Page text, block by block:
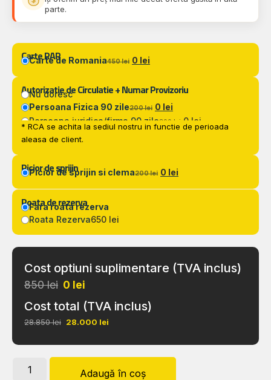
parte.
Carte RAR
Carte de Romania450 lei 0 lei
Autorizatie de Circulatie + Numar Provizoriu
Nu doresc
Persoana Fizica 90 zile200 lei 0 lei
Persoana juridica/firma 90 zile300 lei 0 lei
* RCA se achita la sediul nostru in functie de perioada
aleasa de client.
Picior de sprijin
Picior de sprijin si clema200 lei 0 lei
Roata de rezerva
Fara roata rezerva
Roata Rezerva650 lei
Cost optiuni suplimentare (TVA inclus)
850 lei 0 lei
Cost total (TVA inclus)
28.850 lei 28.000 lei
Adaugă în coș